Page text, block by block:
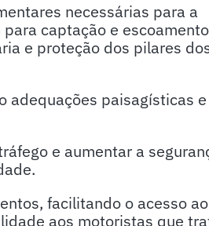
necessárias para a
captação e
e proteção dos pilares
adequações paisagísticas
e aumentar a
facilitando o acesso ao
aos motoristas que